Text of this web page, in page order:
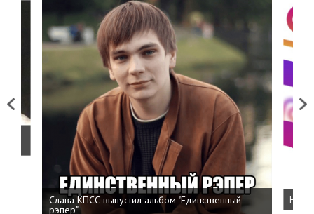
Previous
Слава КПСС выпустил альбом "Единственный
рэпер"
Next